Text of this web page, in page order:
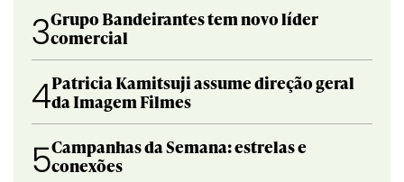
3Grupo Bandeirantes tem novo líder
comercial
4Patricia Kamitsuji assume direção geral
da Imagem Filmes
5Campanhas da Semana: estrelas e
conexões